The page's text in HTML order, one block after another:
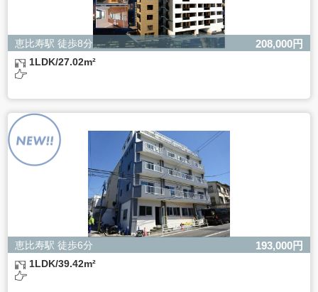
住所 東京都目黒区鷹番2-5-21
電話 03-3794-1115
お問合せメールアドレス privacy@balleggs.co.jp
受付時間：平日10：30～17：00 ※弊社公休日を除く
よるものです。
ただし、必要な項目をいただけない場合、適切な対応がで
きない場合があります。
恵比寿駅 徒歩8分 208,000円
1LDK/27.02m²
恵比寿駅 徒歩6分 193,000円
1LDK/39.42m²